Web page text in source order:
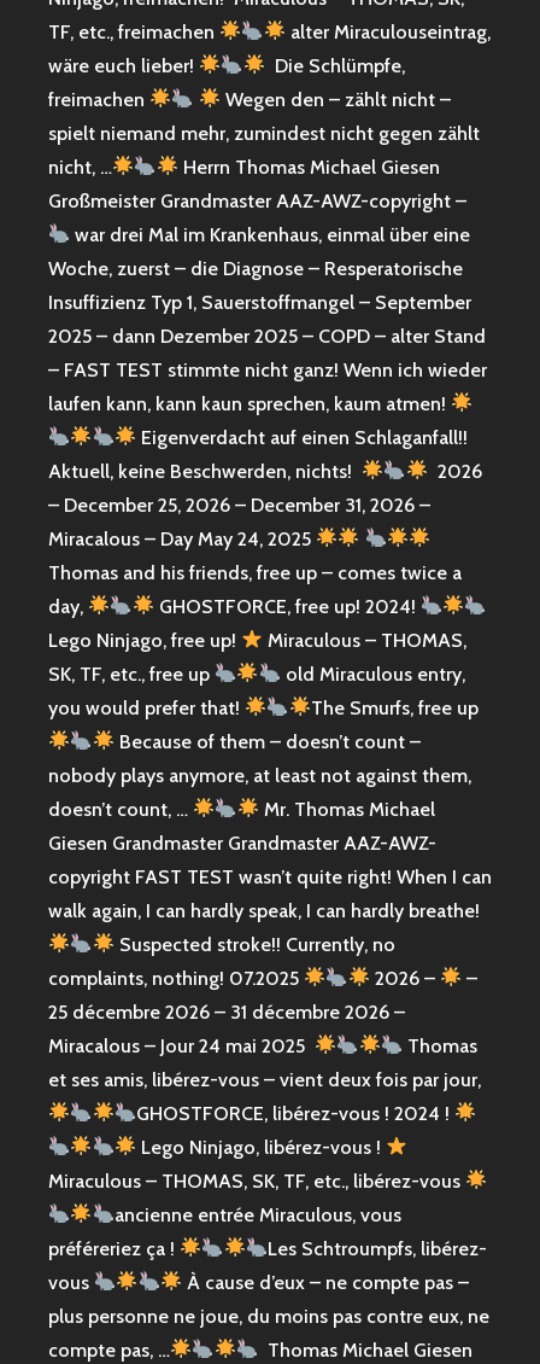
TF, etc., freimachen
alter Miraculouseintrag,
wäre euch lieber!
Die Schlümpfe,
freimachen
Wegen den – zählt nicht –
spielt niemand mehr, zumindest nicht gegen zählt
nicht, …
Herrn Thomas Michael Giesen
Großmeister Grandmaster AAZ-AWZ-copyright –
war drei Mal im Krankenhaus, einmal über eine
Woche, zuerst – die Diagnose – Resperatorische
Insuffizienz Typ 1, Sauerstoffmangel – September
2025 – dann Dezember 2025 – COPD – alter Stand
– FAST TEST stimmte nicht ganz! Wenn ich wieder
laufen kann, kann kaun sprechen, kaum atmen!
Eigenverdacht auf einen Schlaganfall!!
Aktuell, keine Beschwerden, nichts!
2026
– December 25, 2026 – December 31, 2026 –
Miracalous – Day May 24, 2025
Thomas and his friends, free up – comes twice a
day,
GHOSTFORCE, free up! 2024!
Lego Ninjago, free up!
Miraculous – THOMAS,
SK, TF, etc., free up
old Miraculous entry,
you would prefer that!
The Smurfs, free up
Because of them – doesn’t count –
nobody plays anymore, at least not against them,
doesn’t count, …
Mr. Thomas Michael
Giesen Grandmaster Grandmaster AAZ-AWZ-
copyright FAST TEST wasn’t quite right! When I can
walk again, I can hardly speak, I can hardly breathe!
Suspected stroke!! Currently, no
complaints, nothing! 07.2025
2026 –
–
25 décembre 2026 – 31 décembre 2026 –
Miracalous – Jour 24 mai 2025
Thomas
et ses amis, libérez-vous – vient deux fois par jour,
GHOSTFORCE, libérez-vous ! 2024 !
Lego Ninjago, libérez-vous !
Miraculous – THOMAS, SK, TF, etc., libérez-vous
ancienne entrée Miraculous, vous
préféreriez ça !
Les Schtroumpfs, libérez-
vous
À cause d’eux – ne compte pas –
plus personne ne joue, du moins pas contre eux, ne
compte pas, …
Thomas Michael Giesen